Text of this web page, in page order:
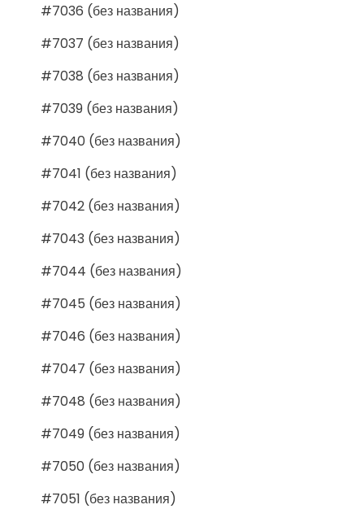
#7036 (без названия)
#7037 (без названия)
#7038 (без названия)
#7039 (без названия)
#7040 (без названия)
#7041 (без названия)
#7042 (без названия)
#7043 (без названия)
#7044 (без названия)
#7045 (без названия)
#7046 (без названия)
#7047 (без названия)
#7048 (без названия)
#7049 (без названия)
#7050 (без названия)
#7051 (без названия)